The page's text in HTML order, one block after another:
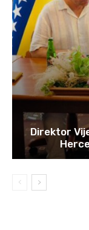
Direktor